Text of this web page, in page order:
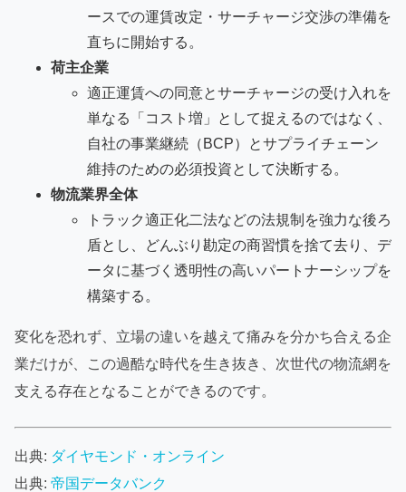
ースでの運賃改定・サーチャージ交渉の準備を
直ちに開始する。
荷主企業
適正運賃への同意とサーチャージの受け入れを
単なる「コスト増」として捉えるのではなく、
自社の事業継続（BCP）とサプライチェーン
維持のための必須投資として決断する。
物流業界全体
トラック適正化二法などの法規制を強力な後ろ
盾とし、どんぶり勘定の商習慣を捨て去り、デ
ータに基づく透明性の高いパートナーシップを
構築する。
変化を恐れず、立場の違いを越えて痛みを分かち合える企
業だけが、この過酷な時代を生き抜き、次世代の物流網を
支える存在となることができるのです。
出典: ダイヤモンド・オンライン
出典: 帝国データバンク